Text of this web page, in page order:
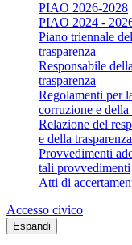
PIAO 2026-2028
PIAO 2024 -
Piano triennale
trasparenza
Responsabile
trasparenza
Regolamenti per
corruzione e della
Relazione del
e della trasparenza
Provvedimenti
tali provvedimenti
Atti di
Accesso civico
Espandi